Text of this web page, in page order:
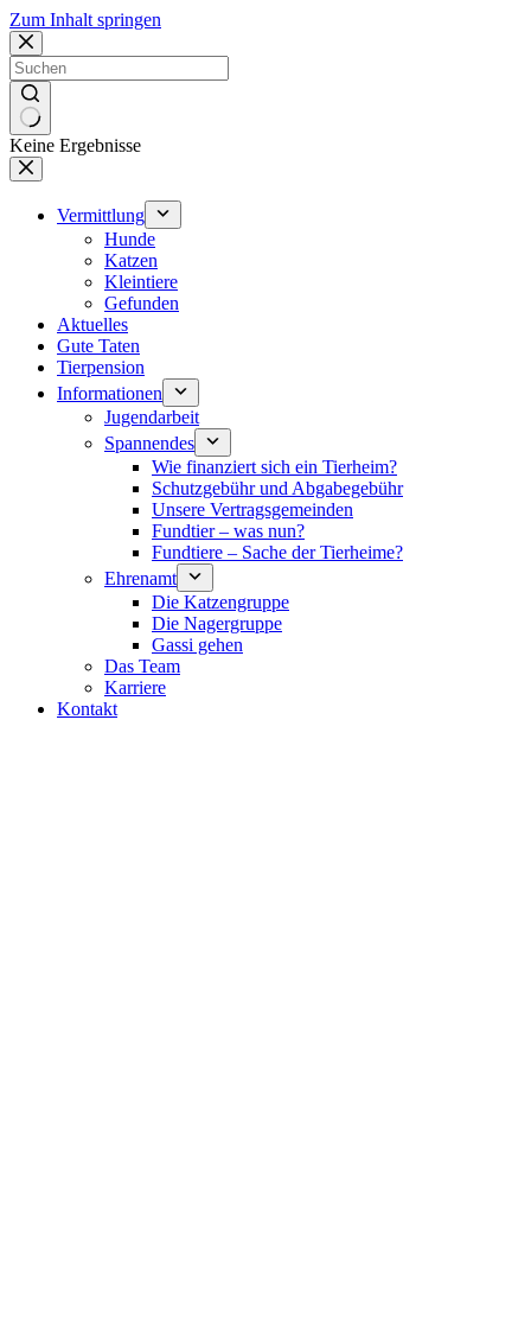
Zum Inhalt springen
Keine Ergebnisse
Vermittlung
Hunde
Katzen
Kleintiere
Gefunden
Aktuelles
Gute Taten
Tierpension
Informationen
Jugendarbeit
Spannendes
Wie finanziert sich ein Tierheim?
Schutzgebühr und Abgabegebühr
Unsere Vertragsgemeinden
Fundtier – was nun?
Fundtiere – Sache der Tierheime?
Ehrenamt
Die Katzengruppe
Die Nagergruppe
Gassi gehen
Das Team
Karriere
Kontakt